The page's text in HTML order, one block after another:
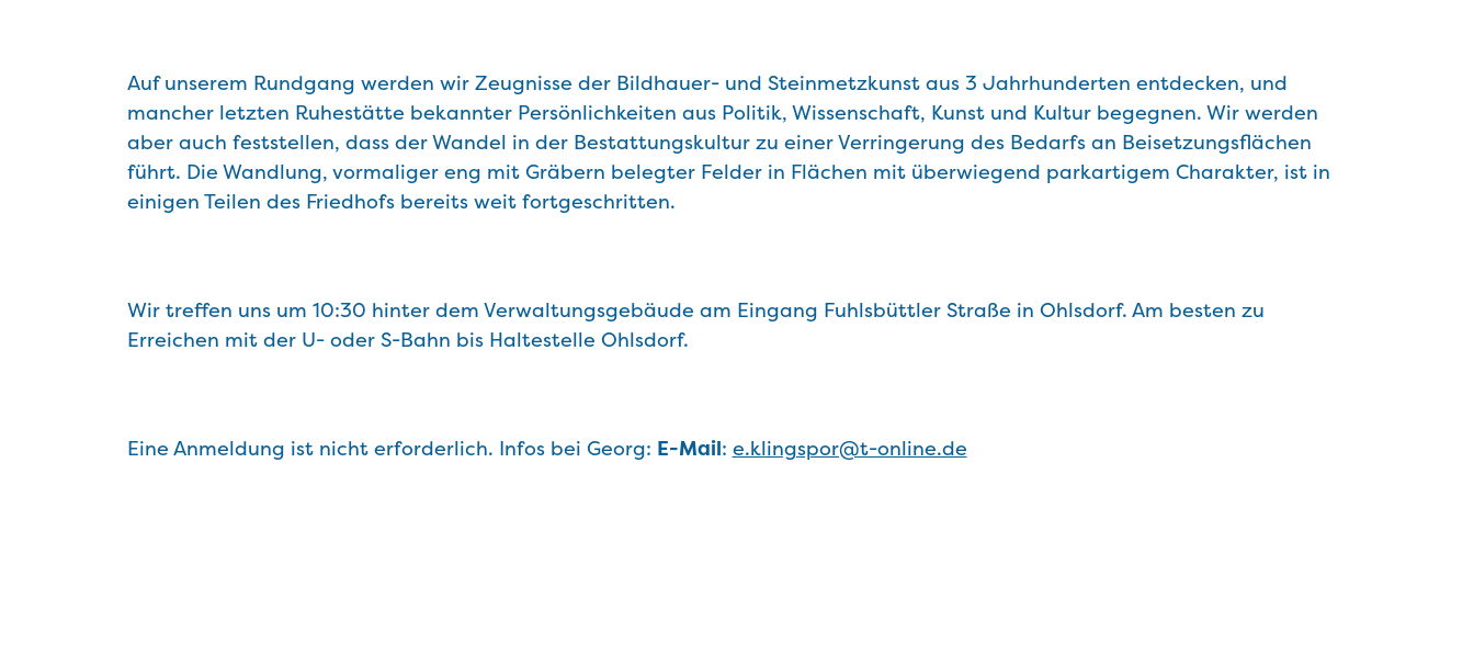
Auf unserem Rundgang werden wir Zeugnisse der Bildhauer- und Steinmetzkunst aus 3 Jahrhunderten entdecken, und
mancher letzten Ruhestätte bekannter Persönlichkeiten aus Politik, Wissenschaft, Kunst und Kultur begegnen. Wir werden
aber auch feststellen, dass der Wandel in der Bestattungskultur zu einer Verringerung des Bedarfs an Beisetzungsflächen
führt. Die Wandlung, vormaliger eng mit Gräbern belegter Felder in Flächen mit überwiegend parkartigem Charakter, ist in
einigen Teilen des Friedhofs bereits weit fortgeschritten.
Wir treffen uns um 10:30 hinter dem Verwaltungsgebäude am Eingang Fuhlsbüttler Straße in Ohlsdorf. Am besten zu
Erreichen mit der U- oder S-Bahn bis Haltestelle Ohlsdorf.
Eine Anmeldung ist nicht erforderlich. Infos bei Georg: E-Mail: e.klingspor@t-online.de